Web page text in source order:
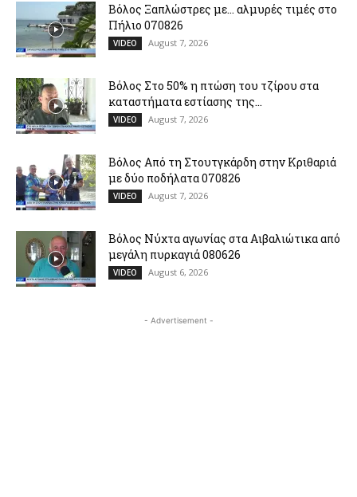
Βόλος Ξαπλώστρες με… αλμυρές τιμές στο
Πήλιο 070826
VIDEO August 7, 2026
Βόλος Στο 50% η πτώση του τζίρου στα
καταστήματα εστίασης της...
VIDEO August 7, 2026
Βόλος Από τη Στουτγκάρδη στην Κριθαριά
με δύο ποδήλατα 070826
VIDEO August 7, 2026
Βόλος Νύχτα αγωνίας στα Αιβαλιώτικα από
μεγάλη πυρκαγιά 080626
VIDEO August 6, 2026
- Advertisement -